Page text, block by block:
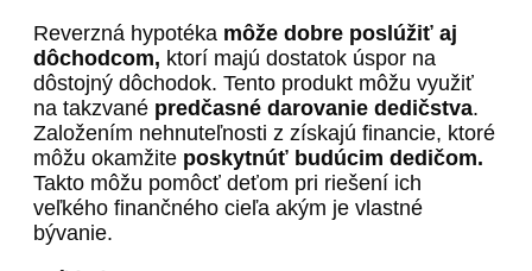
Reverzná hypotéka môže dobre poslúžiť aj
dôchodcom, ktorí majú dostatok úspor na
dôstojný dôchodok. Tento produkt môžu využiť
na takzvané predčasné darovanie dedičstva.
Založením nehnuteľnosti z získajú financie, ktoré
môžu okamžite poskytnúť budúcim dedičom.
Takto môžu pomôcť deťom pri riešení ich
veľkého finančného cieľa akým je vlastné
bývanie.